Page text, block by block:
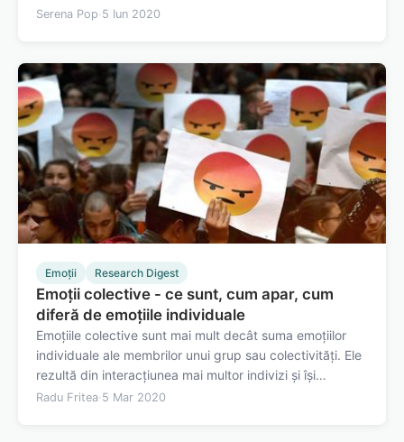
trăim fiecare. Totuși, putem împărtăși aceleași motive
Serena Pop· 5 Iun 2020
Emoții Research Digest
Emoții colective - ce sunt, cum apar, cum
diferă de emoțiile individuale
Emoțiile colective sunt mai mult decât suma emoțiilor
individuale ale membrilor unui grup sau colectivități. Ele
rezultă din interacțiunea mai multor indivizi și își
modifică proprietățile ca urmare a acestei interațiuni.
Radu Fritea· 5 Mar 2020